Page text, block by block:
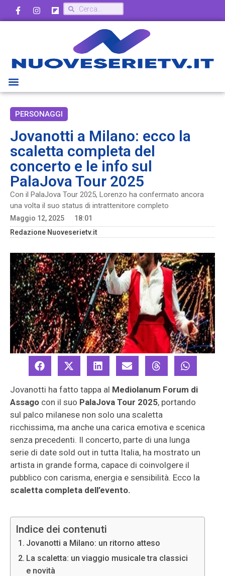
PERSONAGGI
Jovanotti a Milano: ecco la
scaletta completa del
concerto e le info sul
PalaJova Tour 2025
Con il PalaJova Tour 2025, Lorenzo ha confermato ancora
una volta il suo status di intrattenitore completo
Maggio 12, 2025
18:01
Redazione Nuoveserietv.it
Jovanotti ha fatto tappa al Mediolanum Forum di
Assago con il suo PalaJova Tour 2025, portando
sul palco milanese non solo una scaletta
ricchissima, ma anche una carica emotiva e scenica
senza precedenti. Il concerto, parte di una lunga
serie di date sold out in tutta Italia, ha mostrato un
artista in grande forma, capace di coinvolgere il
pubblico con carisma, energia e sensibilità. Ecco la
scaletta completa dell’evento.
Indice dei contenuti
Jovanotti a Milano: un ritorno atteso
La scaletta: un viaggio musicale tra classici
e novità